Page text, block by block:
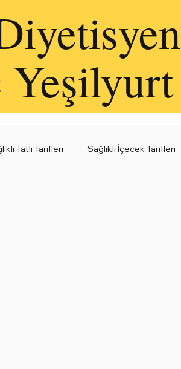
Yeşilyurt
Tatlı Tarifleri Sağlıklı İçecek Tarifleri